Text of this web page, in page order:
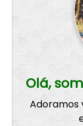
Olá,
Adoramos